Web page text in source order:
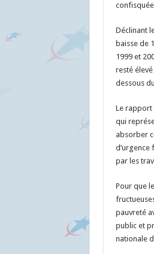
Déclinant
baisse de
1999 et
resté
dessous
Le rapport
qui
absorber
d’urgence
par les
Pour que
pauvreté
public et
nationale